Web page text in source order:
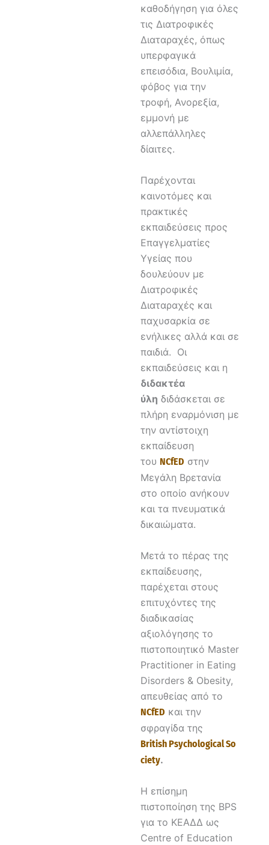
καθοδήγηση για όλες
τις Διατροφικές
Διαταραχές, όπως
υπερφαγικά
επεισόδια, Βουλιμία,
φόβος για την
τροφή, Ανορεξία,
εμμονή με
αλλεπάλληλες
δίαιτες.
Παρέχονται
καινοτόμες και
πρακτικές
εκπαιδεύσεις προς
Επαγγελματίες
Υγείας που
δουλεύουν με
Διατροφικές
Διαταραχές και
παχυσαρκία σε
ενήλικες αλλά και σε
παιδιά. Οι
εκπαιδεύσεις και η
διδακτέα
ύλη διδάσκεται σε
πλήρη εναρμόνιση με
την αντίστοιχη
εκπαίδευση
του NCfED στην
Μεγάλη Βρετανία
στο οποίο ανήκουν
και τα πνευματικά
δικαιώματα.
Μετά το πέρας της
εκπαίδευσης,
παρέχεται στους
επιτυχόντες της
διαδικασίας
αξιολόγησης το
πιστοποιητικό Master
Practitioner in Eating
Disorders & Obesity,
απευθείας από το
NCfED και την
σφραγίδα της
BritishPsychologicalSo
ciety.
Η επίσημη
πιστοποίηση της BPS
για το KΕΑΔΔ ως
Centre of Education